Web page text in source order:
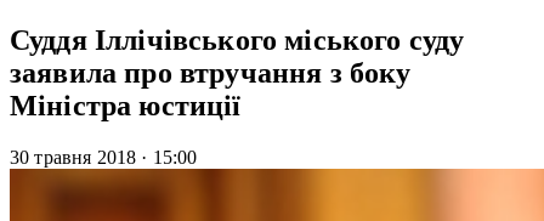
Суддя Іллічівського міського суду
заявила про втручання з боку
Міністра юстиції
30 травня 2018 · 15:00